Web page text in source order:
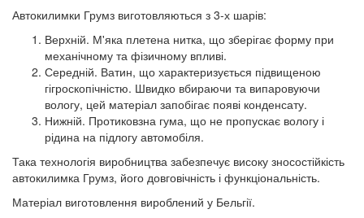
Автокилимки Грумз виготовляються з 3-х шарів:
Верхній. М'яка плетена нитка, що зберігає форму при
механічному та фізичному впливі.
Середній. Ватин, що характеризується підвищеною
гігроскопічністю. Швидко вбираючи та випаровуючи
вологу, цей матеріал запобігає появі конденсату.
Нижній. Протиковзна гума, що не пропускає вологу і
рідина на підлогу автомобіля.
Така технологія виробництва забезпечує високу зносостійкість
автокилимка Грумз, його довговічність і функціональність.
Матеріал виготовлення вироблений у Бельгії.